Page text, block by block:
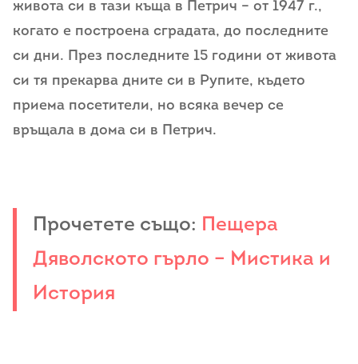
живота си в тази къща в Петрич – от 1947 г.,
когато е построена сградата, до последните
си дни. През последните 15 години от живота
си тя прекарва дните си в Рупите, където
приема посетители, но всяка вечер се
връщала в дома си в Петрич.
Прочетете също: Пещера
Дяволското гърло – Мистика и
История